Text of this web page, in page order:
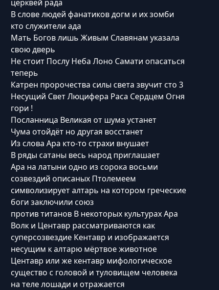
церквей рада
В слове людей фанатиков догм и их зомби
кто служители ада
Мать Богов лишь Живым Славянам указала
свою дверь
Не сто‌ит Послу Неба Лоно Самати опасаться
теперь
Катрен пророчества силы света звучит сто 3
Несущий Свет Люцифера Раса Сердцем Огня
гори !
Посланница Великая от шума устанет
Чума отойдёт но другая восстанет
Из сло‌ва Ара кто-то страхи внушает
В ряды‌ сатаны весь народ приглашает
Ара на латыни одно из сорока восьми
созвездий описаных Птолемеем
символизирует алтарь на котором греческие
боги заключили союз
против титанов В некоторых культурах Ара
Волк и Центавр рассматриваются как
суперсозвездие Кентавр и изображается
несущим к алтарю мёртвое животное
Центавр или же кентавр мифологическое
существо с головой и туловищем человека
на теле лошади и отражается